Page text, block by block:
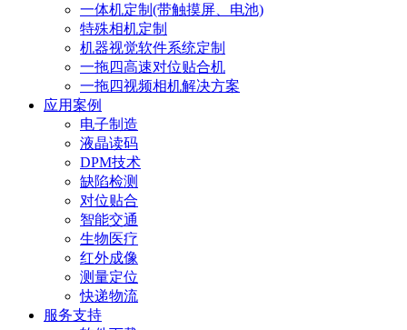
一体机定制(带触摸屏、电池)
特殊相机定制
机器视觉软件系统定制
一拖四高速对位贴合机
一拖四视频相机解决方案
应用案例
电子制造
液晶读码
DPM技术
缺陷检测
对位贴合
智能交通
生物医疗
红外成像
测量定位
快递物流
服务支持